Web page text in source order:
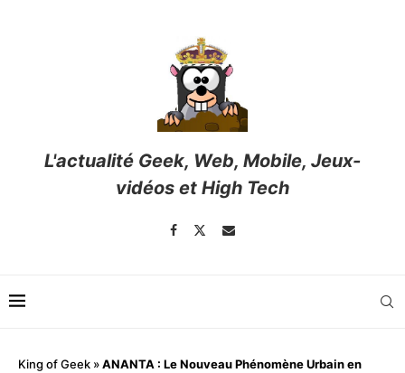
L'actualité Geek, Web, Mobile, Jeux-
vidéos et High Tech
King of Geek »ANANTA : Le Nouveau Phénomène Urbain en